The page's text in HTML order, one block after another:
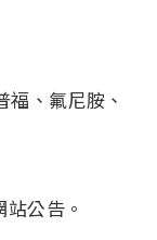
、氟尼胺、
公告。